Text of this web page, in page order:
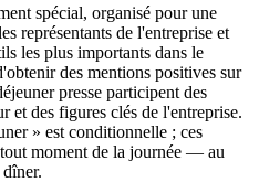
spécial, organisé pour une
représentants de l'entreprise et
les plus importants dans le
des mentions positives sur
presse participent des
et des figures clés de l'entreprise.
» est conditionnelle ; ces
moment de la journée — au